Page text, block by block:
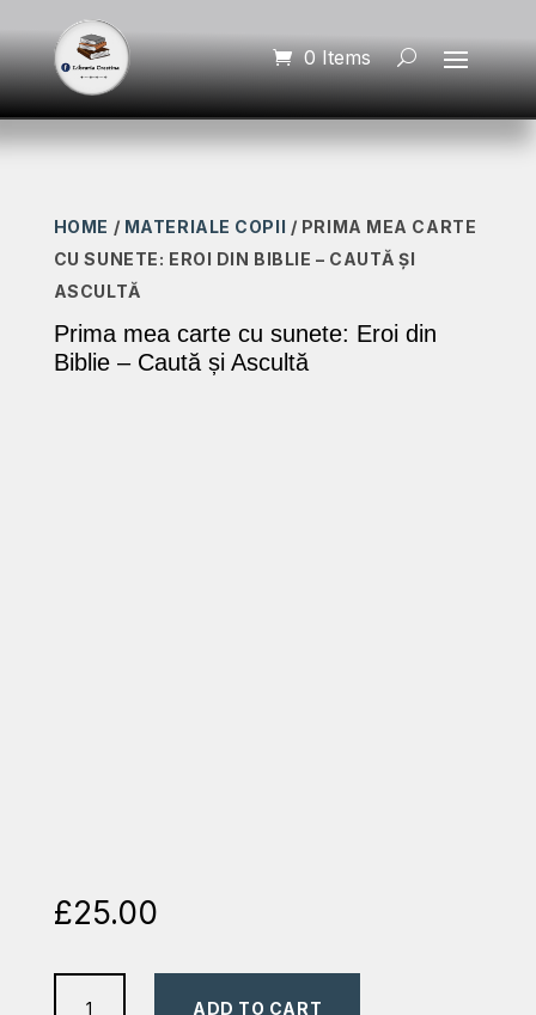
0 Items
HOME / MATERIALE COPII / PRIMA MEA CARTE
CU SUNETE: EROI DIN BIBLIE – CAUTĂ ȘI
ASCULTĂ
Prima mea carte cu sunete: Eroi din
Biblie – Caută și Ascultă
£25.00
ADD TO CART